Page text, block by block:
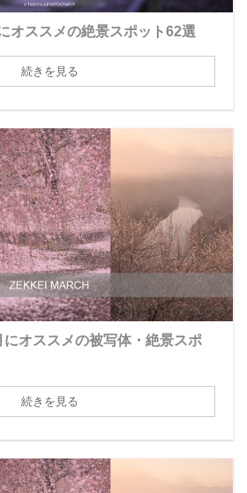
オススメの絶景スポット62選
続きを見る
にオススメの被写体・絶景スポ
続きを見る